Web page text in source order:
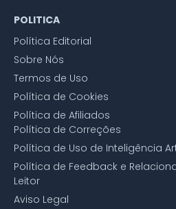
POLITICA
Política Editorial
Sobre Nós
Termos de Uso
Política de Cookies
Política de Afiliados
Política de Correções
Política de Uso de Inteligência
Política de Feedback e
Leitor
Aviso Legal